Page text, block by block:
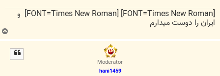
[FONT=Times New Roman] [FONT=Times New Roman] و
ایران را دوست میدارم
Moderator
hani1459